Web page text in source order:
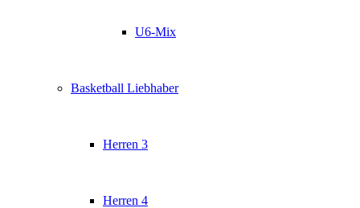
U6-Mix
Basketball Liebhaber
Herren 3
Herren 4